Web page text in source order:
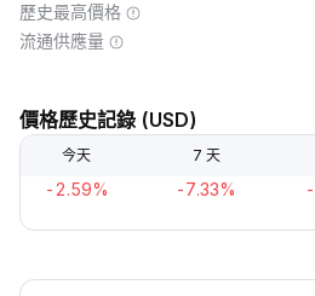
歷史最高價格
流通供應量
價格歷史記錄 (USD)
今天 7 天
-2.59% -7.33%